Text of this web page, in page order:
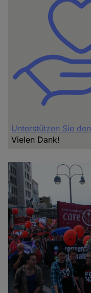
Unterstützen Sie den
Vielen Dank!